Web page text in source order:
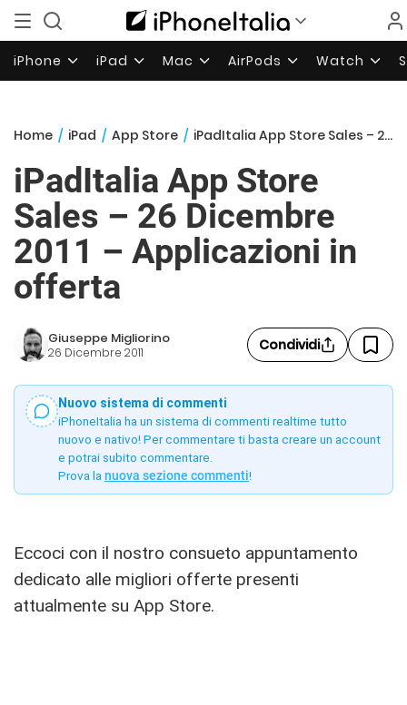
iPhone iPad Mac AirPods Watch
Home / iPad / App Store / iPadItalia App Store Sales – 26 Dicembre 2011 – Applicazioni in offerta
iPadItalia App Store
Sales – 26 Dicembre
2011 – Applicazioni in
offerta
Giuseppe Migliorino
26 Dicembre 2011 Condividi
Nuovo sistema di commenti
iPhoneItalia ha un sistema di commenti realtime tutto
nuovo e nativo! Per commentare ti basta creare un account
e potrai subito commentare.
Prova la nuova sezione commenti!
Eccoci con il nostro consueto appuntamento
dedicato alle migliori offerte presenti
attualmente su App Store.